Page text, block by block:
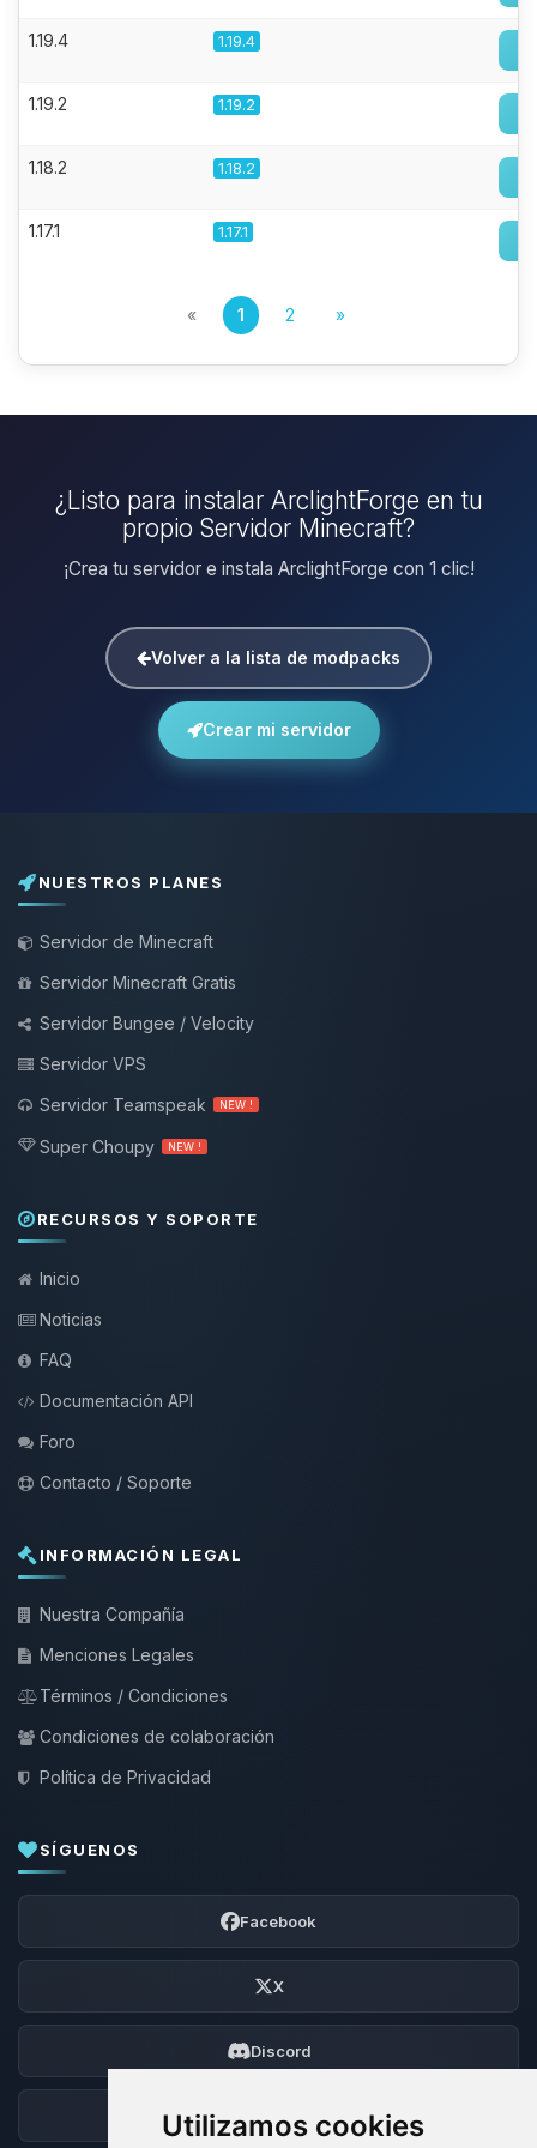
Utilizamos cookies
1.19.4 1.19.4
1.19.2 1.19.2
1.18.2 1.18.2
1.17.1 1.17.1
« 1 2 »
¿Listo para instalar ArclightForge en tu
propio Servidor Minecraft?
¡Crea tu servidor e instala ArclightForge con 1 clic!
Volver a la lista de modpacks
Crear mi servidor
NUESTROS PLANES
Servidor de Minecraft
Servidor Minecraft Gratis
Servidor Bungee / Velocity
Servidor VPS
Servidor Teamspeak
NEW !
Super Choupy NEW !
RECURSOS Y SOPORTE
Inicio
Noticias
FAQ
Documentación API
Foro
Contacto / Soporte
INFORMACIÓN LEGAL
Nuestra Compañía
Menciones Legales
Términos / Condiciones
Condiciones de colaboración
Política de Privacidad
SÍGUENOS
Facebook
X
Discord
Foro